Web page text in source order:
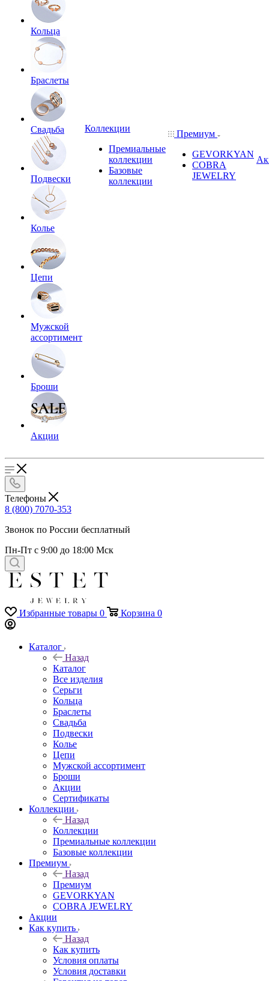
Кольца
Браслеты
Свадьба
Подвески
Колье
Цепи
Мужской
ассортимент
Броши
Акции
Коллекции
Премиальные
коллекции
Базовые
коллекции
Премиум
GEVORKYAN
COBRA
JEWELRY
Телефоны
8 (800) 7070-353
Звонок по России бесплатный
Пн-Пт с 9:00 до 18:00 Мск
Избранные товары 0 Корзина 0
Каталог
Назад
Каталог
Все изделия
Серьги
Кольца
Браслеты
Свадьба
Подвески
Колье
Цепи
Мужской ассортимент
Броши
Акции
Сертификаты
Коллекции
Назад
Коллекции
Премиальные коллекции
Базовые коллекции
Премиум
Назад
Премиум
GEVORKYAN
COBRA JEWELRY
Акции
Как купить
Назад
Как купить
Условия оплаты
Условия доставки